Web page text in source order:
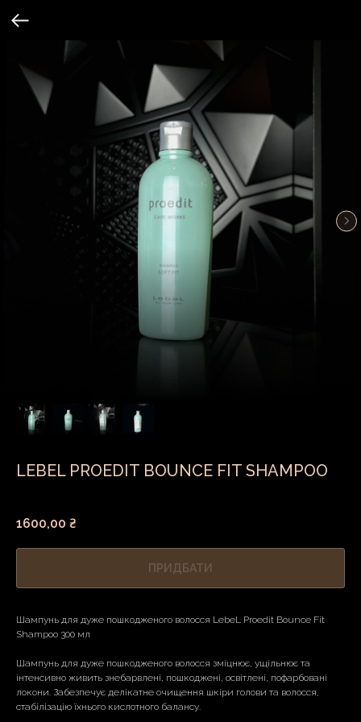
LEBEL PROEDIT BOUNCE FIT SHAMPOO
1600,00 ₴
ПРИДБАТИ
Шампунь для дуже пошкодженого волосся LebeL Proedit Bounce Fit
Shampoo 300 мл
Шампунь для дуже пошкодженого волосся зміцнює, ущільнює та
інтенсивно живить знебарвлені, пошкоджені, освітлені, пофарбовані
локони. Забезпечує делікатне очищення шкіри голови та волосся,
стабілізацію їхнього кислотного балансу.